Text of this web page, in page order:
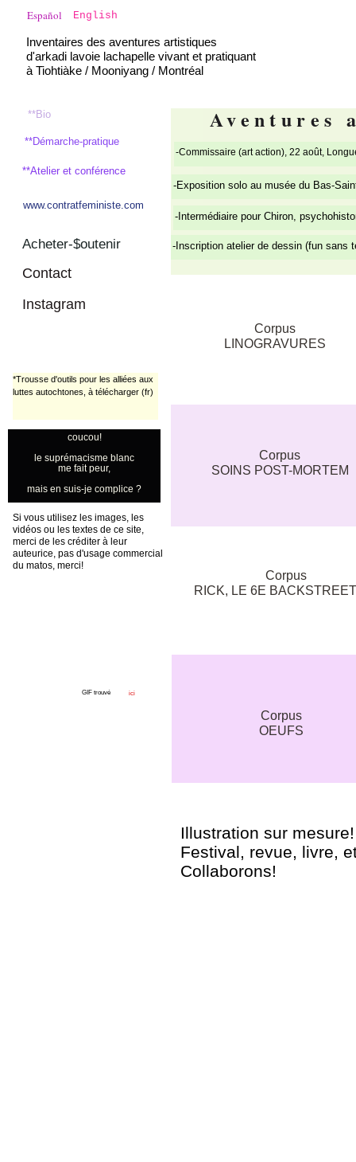
Inventaires des aventures artistiques
d'arkadi lavoie lachapelle vivant et pratiquant
à Tiohtiàke / Mooniyang / Montréal
**Démarche-pratique
**Bio
English
Contact
Español
Si vous utilisez les images, les
vidéos ou les textes de ce site,
merci de les créditer à leur
auteurice, pas d'usage commercial
du matos, merci!
**Atelier et conférence
*Trousse d'outils pour les alliées aux
luttes autochtones, à télécharger (fr)
coucou!
le suprémacisme blanc
me fait peur,
mais en suis-je complice ?
GIF trouvé ici
Acheter-$outenir
www.contratfeministe.com
Aventures
Corpus
SOINS POST-MORTEM
Corpus
LINOGRAVURES
Corpus
RICK, LE 6E
Corpus
OEUFS
Illustration sur mesure!
Festival, revue, livre,
Collaborons!
-Commissaire (art action), 22 août,
-Intermédiaire pour Chiron,
Instagram
-Inscription atelier de dessin (fun sans
-Exposition solo au musée du Bas-